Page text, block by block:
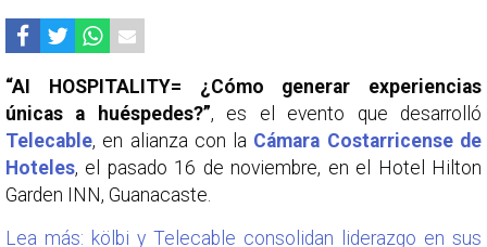
“AI HOSPITALITY= ¿Cómo generar experiencias
únicas a huéspedes?”, es el evento que desarrolló
Telecable, en alianza con la Cámara Costarricense de
Hoteles, el pasado 16 de noviembre, en el Hotel Hilton
Garden INN, Guanacaste.
Lea más: kölbi y Telecable consolidan liderazgo en sus